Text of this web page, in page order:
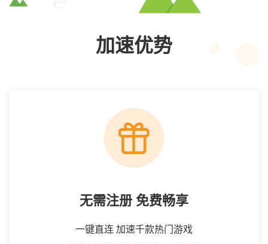
加速优势
无需注册 免费畅享
一键直连 加速千款热门游戏